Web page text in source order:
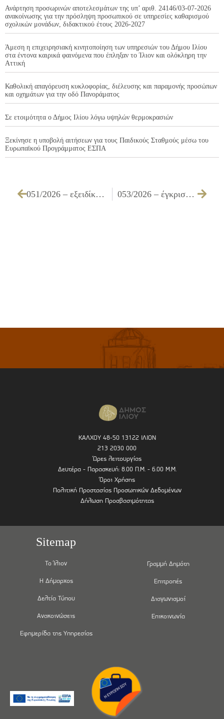
Ανάρτηση προσωρινών αποτελεσμάτων της υπ’ αριθ. 24146/03-07-2026
ανακοίνωσης για την πρόσληψη προσωπικού σε υπηρεσίες καθαρισμού
σχολικών μονάδων, διδακτικού έτους 2026-2027
Άμεση η επιχειρησιακή κινητοποίηση των υπηρεσιών του Δήμου Ιλίου
στα έντονα καιρικά φαινόμενα που έπληξαν το Ίλιον και ολόκληρη την
Αττική
Καθολική απαγόρευση κυκλοφορίας, διέλευσης και παραμονής προσώπων
και οχημάτων για την οδό Πανοράματος
Σε ετοιμότητα ο Δήμος Ιλίου λόγω υψηλών θερμοκρασιών
Ξεκίνησε η υποβολή αιτήσεων για τους Παιδικούς Σταθμούς μέσω του
Ευρωπαϊκού Προγράμματος ΕΣΠΑ
051/2026 – εξειδίκευση πίστωσης ποσού του ΑΛΕ 015.2420908.012 053/2026 – έγκριση παράτασης της οριζόμενης προθεσμίας σύμβασης που αφορά στην υπηρεσία «Προμήθεια και τοποθέτηση στεγάστρων για την αναβάθμιση των στάσεων, με στόχο την εξυπηρέτηση του επιβατικού κοινού του Δήμου Ιλίου»
ΚΑΛΧΟΥ 48-50 13122 ΙΛΙΟΝ
213 2030 000
Ώρες λειτουργίας
Δευτέρα - Παρασκευή: 8.00 Π.Μ. - 6.00 Μ.Μ.
Όροι Χρήσης
Πολιτική Προστασίας Προσωπικών Δεδομένων
Δήλωση Προσβασιμότητας
Sitemap
Το Ίλιον
Η Δήμαρχος
Δελτία Τύπου
Ανακοινώσεις
Εφημερίδα της Υπηρεσίας
Γραμμή Δημότη
Επιτροπές
Διαγωνισμοί
Επικοινωνία